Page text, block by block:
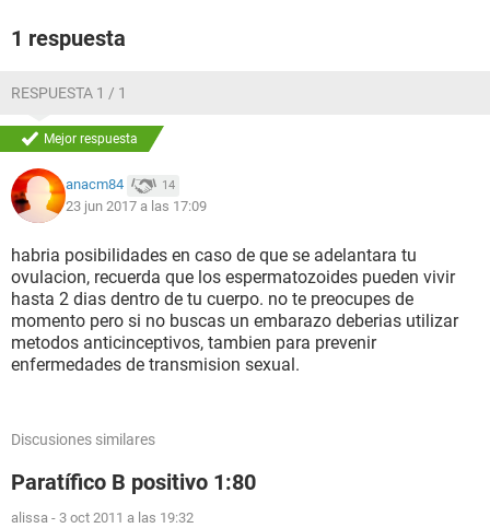
1 respuesta
RESPUESTA 1 / 1
Mejor respuesta
anacm84 14
23 jun 2017 a las 17:09
habria posibilidades en caso de que se adelantara tu
ovulacion, recuerda que los espermatozoides pueden vivir
hasta 2 dias dentro de tu cuerpo. no te preocupes de
momento pero si no buscas un embarazo deberias utilizar
metodos anticinceptivos, tambien para prevenir
enfermedades de transmision sexual.
Discusiones similares
Paratífico B positivo 1:80
alissa - 3 oct 2011 a las 19:32